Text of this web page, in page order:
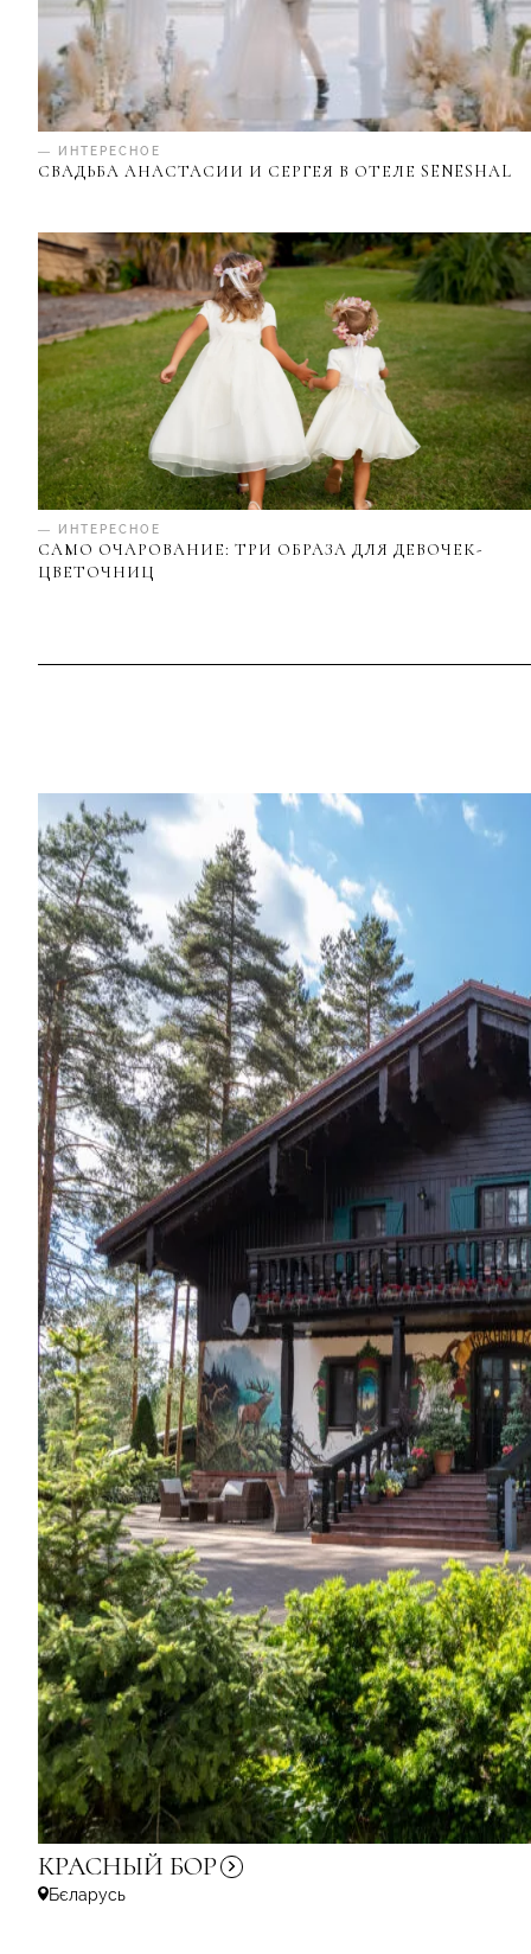
— ИНТЕРЕСНОЕ
СВАДЬБА АНАСТАСИИ И СЕРГЕЯ В ОТЕЛЕ SENESHAL
— ИНТЕРЕСНОЕ
САМО ОЧАРОВАНИЕ: ТРИ ОБРАЗА ДЛЯ ДЕВОЧЕК-
ЦВЕТОЧНИЦ
КРАСНЫЙ БОР
Бєларусь